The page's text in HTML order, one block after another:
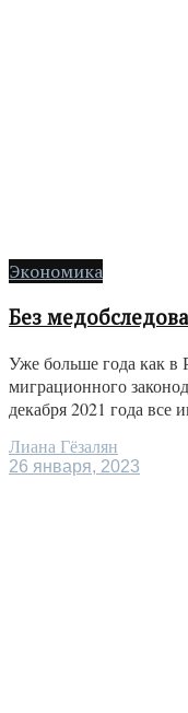
Экономика
Без
Уже больше года как в
миграционного
декабря 2021 года все
Лиана Гёзалян
26 января, 2023